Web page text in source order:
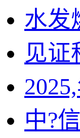
水发
见证
中?